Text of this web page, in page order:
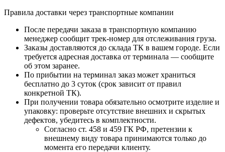
Правила доставки через транспортные компании
После передачи заказа в транспортную компанию
менеджер сообщит трек-номер для отслеживания груза.
Заказы доставляются до склада ТК в вашем городе. Если
требуется адресная доставка от терминала — сообщите
об этом заранее.
По прибытии на терминал заказ может храниться
бесплатно до 3 суток (срок зависит от правил
конкретной ТК).
При получении товара обязательно осмотрите изделие и
упаковку: проверьте отсутствие внешних и скрытых
дефектов, убедитесь в комплектности.
Согласно ст. 458 и 459 ГК РФ, претензии к
внешнему виду товара принимаются только до
момента его передачи клиенту.